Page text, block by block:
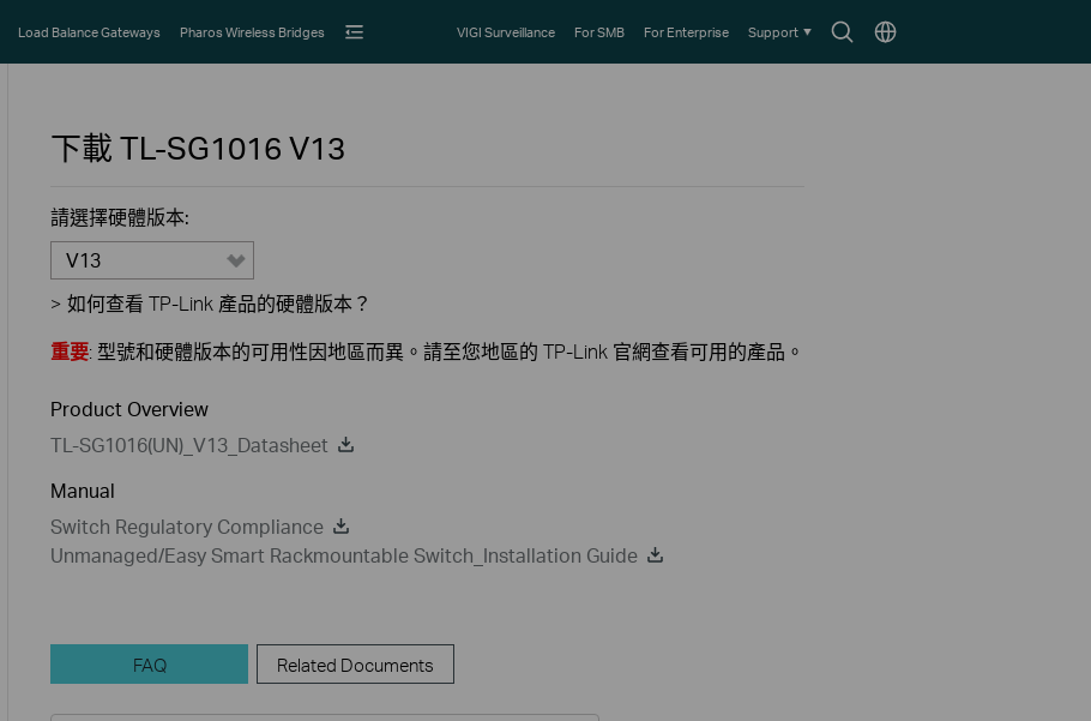
SearchChoose
Load Balance Gateways Pharos Wireless Bridges VIGI Surveillance For SMB For Enterprise Support
下載 TL-SG1016 V13
請選擇硬體版本:
V13
> 如何查看 TP-Link 產品的硬體版本？
重要: 型號和硬體版本的可用性因地區而異。請至您地區的 TP-Link 官網查看可用的產品。
Product Overview
TL-SG1016(UN)_V13_Datasheet
Manual
Switch Regulatory Compliance
Unmanaged/Easy Smart Rackmountable Switch_Installation Guide
FAQ Related Documents